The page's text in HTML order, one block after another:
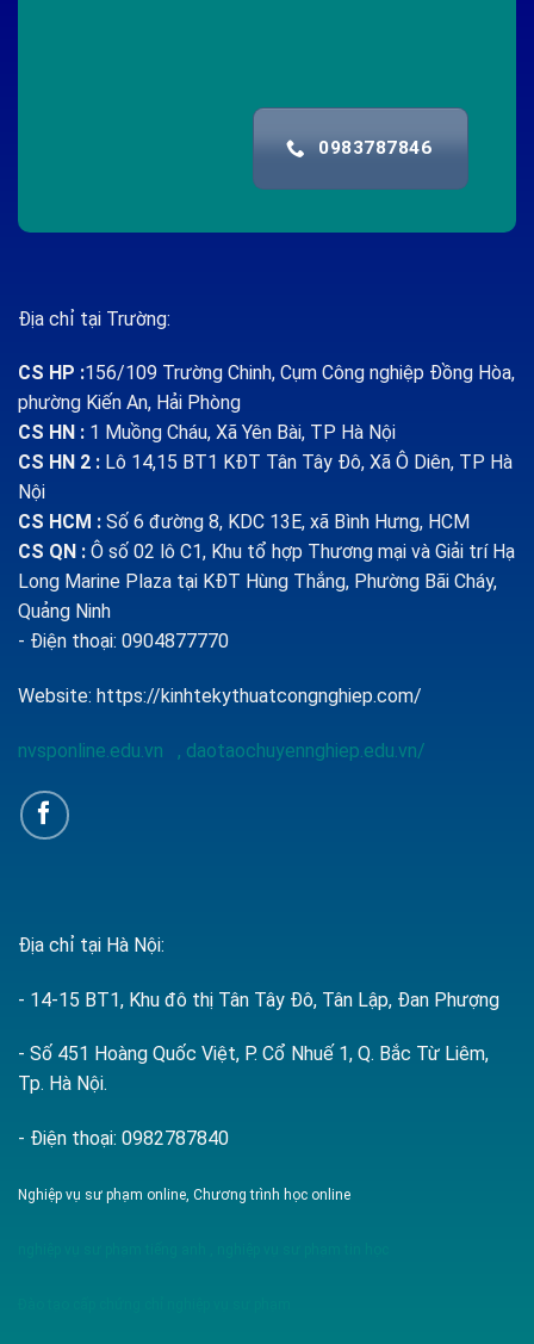
0983787846
Địa chỉ tại Trường:
CS HP :156/109 Trường Chinh, Cụm Công nghiệp Đồng Hòa,
phường Kiến An, Hải Phòng
CS HN : 1 Muồng Cháu, Xã Yên Bài, TP Hà Nội
CS HN 2 : Lô 14,15 BT1 KĐT Tân Tây Đô, Xã Ô Diên, TP Hà
Nội
CS HCM : Số 6 đường 8, KDC 13E, xã Bình Hưng, HCM
CS QN : Ô số 02 lô C1, Khu tổ hợp Thương mại và Giải trí Hạ
Long Marine Plaza tại KĐT Hùng Thắng, Phường Bãi Cháy,
Quảng Ninh
- Điện thoại: 0904877770
Website: https://kinhtekythuatcongnghiep.com/
nvsponline.edu.vn , daotaochuyennghiep.edu.vn/
Địa chỉ tại Hà Nội:
- 14-15 BT1, Khu đô thị Tân Tây Đô, Tân Lập, Đan Phượng
- Số 451 Hoàng Quốc Việt, P. Cổ Nhuế 1, Q. Bắc Từ Liêm,
Tp. Hà Nội.
- Điện thoại: 0982787840
Nghiệp vụ sư phạm online, Chương trình học online